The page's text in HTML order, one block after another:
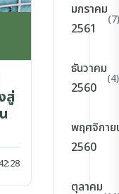
สู่
มกราคม
2561
(7)
ธันวาคม
2560
(4)
พฤศจิกาย
2560
ตุลาคม